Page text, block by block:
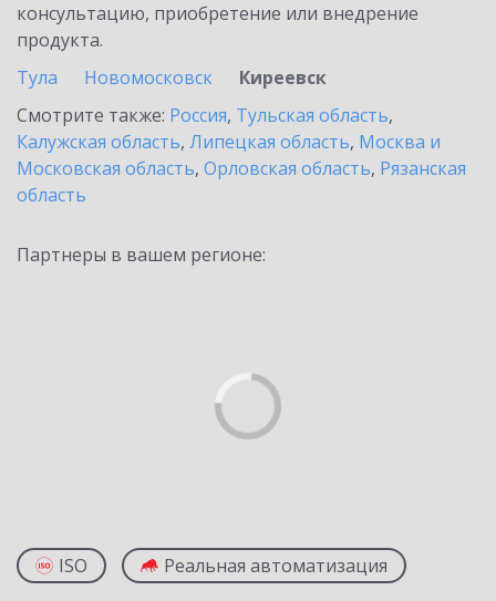
консультацию, приобретение или внедрение
продукта.
Тула
Новомосковск
Киреевск
Смотрите также: Россия, Тульская область,
Калужская область, Липецкая область, Москва и
Московская область, Орловская область, Рязанская
область
Партнеры в вашем регионе:
ISO Реальная автоматизация